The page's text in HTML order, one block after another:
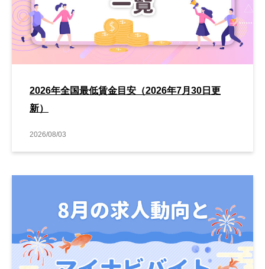
2026年全国最低賃金目安（2026年7月30日更
新）
2026/08/03